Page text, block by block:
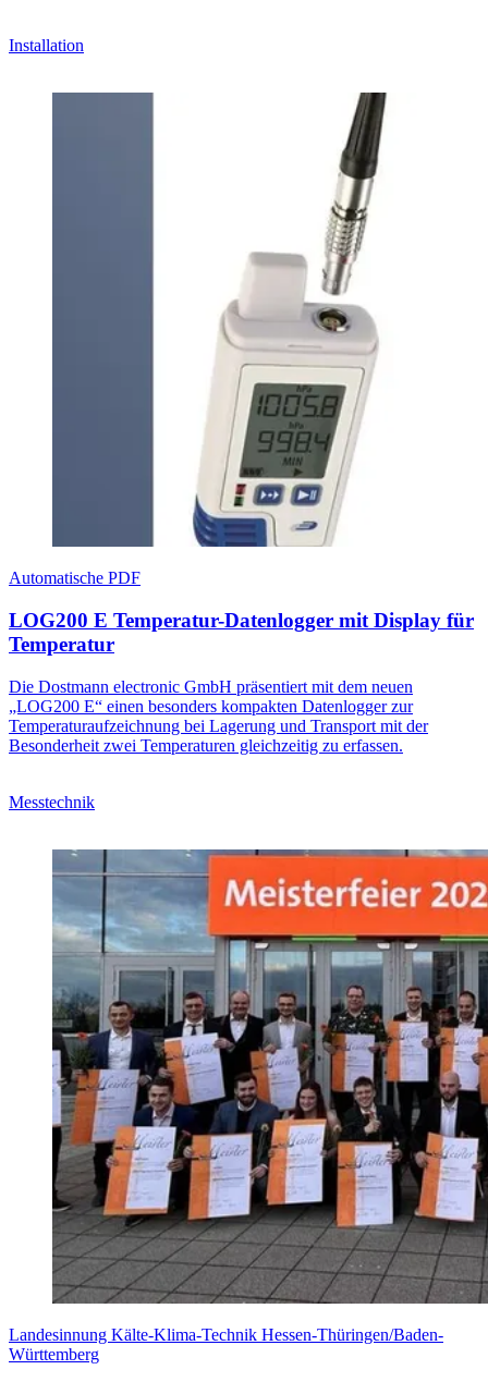
Installation
Automatische PDF
LOG200 E Temperatur-Datenlogger mit Display für
Temperatur
Die Dostmann electronic GmbH präsentiert mit dem neuen
„LOG200 E“ einen besonders kompakten Datenlogger zur
Temperaturaufzeichnung bei Lagerung und Transport mit der
Besonderheit zwei Temperaturen gleichzeitig zu erfassen.
Messtechnik
Landesinnung Kälte-Klima-Technik Hessen-Thüringen/Baden-
Württemberg